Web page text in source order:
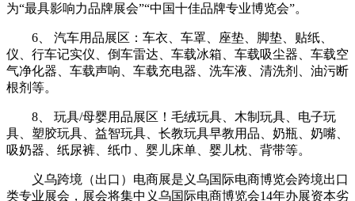
为“最具影响力品牌展会”“中国十佳品牌专业博览会”。
6、 汽车用品展区：车衣、车罩、座垫、脚垫、贴纸、
仪、行车记实仪、倒车雷达、车载冰箱、车载吸尘器、车载空
气净化器、车载声响、车载充电器、洗车液、清洗剂、油污断
根剂等。
8、 玩具/母婴用品展区！毛绒玩具、木制玩具、电子玩
具、塑胶玩具、益智玩具、长教玩具早教用品、奶瓶、奶嘴、
吸奶器、纸尿裤、纸巾、婴儿床单、婴儿枕、背带等。
义乌跨境（出口）电商展是义乌国际电商博览会跨境出口
类专业展会，展会将集中义乌国际电商博览会14年办展资本劣